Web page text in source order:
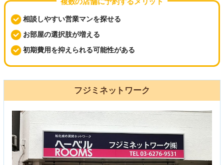
相談しやすい営業マンを探せる
お部屋の選択肢が増える
初期費用を抑えられる可能性がある
フジミネットワーク